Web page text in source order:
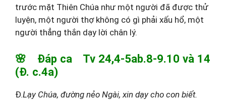
trước mặt Thiên Chúa như một người đã được thử
luyện, một người thợ không có gì phải xấu hổ, một
người thẳng thắn dạy lời chân lý.
🌸 Đáp ca Tv 24,4-5ab.8-9.10 và 14
(Đ. c.4a)
Đ.Lạy Chúa, đường nẻo Ngài, xin dạy cho con biết.